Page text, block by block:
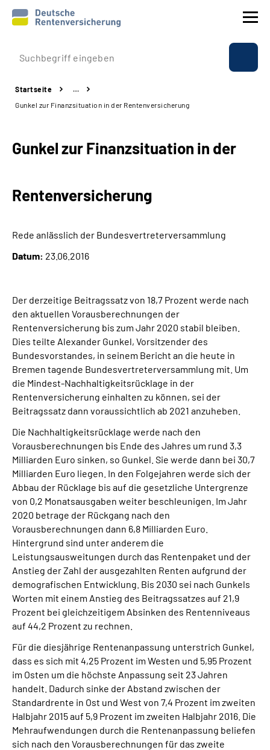
Prävention
Reha
Experten
Über uns & Presse
Suche
Language
Inhalte in Gebärdensprache (DGS)
Leichte Sprache
Mein Kundenportal
Startseite
…
Gunkel zur Finanzsituation in der Rentenversicherung
Gunkel zur Finanzsituation in der
Rentenversicherung
Rede anlässlich der Bundesvertreterversammlung
Datum: 23.06.2016
Der derzeitige Beitragssatz von 18,7 Prozent werde nach
den aktuellen Vorausberechnungen der
Rentenversicherung bis zum Jahr 2020 stabil bleiben.
Dies teilte Alexander Gunkel, Vorsitzender des
Bundesvorstandes, in seinem Bericht an die heute in
Bremen tagende Bundesvertreterversammlung mit. Um
die Mindest-Nachhaltigkeitsrücklage in der
Rentenversicherung einhalten zu können, sei der
Beitragssatz dann voraussichtlich ab 2021 anzuheben.
Die Nachhaltigkeitsrücklage werde nach den
Vorausberechnungen bis Ende des Jahres um rund 3,3
Milliarden Euro sinken, so Gunkel. Sie werde dann bei 30,7
Milliarden Euro liegen. In den Folgejahren werde sich der
Abbau der Rücklage bis auf die gesetzliche Untergrenze
von 0,2 Monatsausgaben weiter beschleunigen. Im Jahr
2020 betrage der Rückgang nach den
Vorausberechnungen dann 6,8 Milliarden Euro.
Hintergrund sind unter anderem die
Leistungsausweitungen durch das Rentenpaket und der
Anstieg der Zahl der ausgezahlten Renten aufgrund der
demografischen Entwicklung. Bis 2030 sei nach Gunkels
Worten mit einem Anstieg des Beitragssatzes auf 21,9
Prozent bei gleichzeitigem Absinken des Rentenniveaus
auf 44,2 Prozent zu rechnen.
Für die diesjährige Rentenanpassung unterstrich Gunkel,
dass es sich mit 4,25 Prozent im Westen und 5,95 Prozent
im Osten um die höchste Anpassung seit 23 Jahren
handelt. Dadurch sinke der Abstand zwischen der
Standardrente in Ost und West von 7,4 Prozent im zweiten
Halbjahr 2015 auf 5,9 Prozent im zweiten Halbjahr 2016. Die
Mehraufwendungen durch die Rentenanpassung beliefen
sich nach den Vorausberechnungen für das zweite